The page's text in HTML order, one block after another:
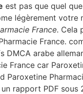
est pas que quel
légèrement votre
France. Cela
France.
arabe
France car
Paroxetine
rapport PDF sous